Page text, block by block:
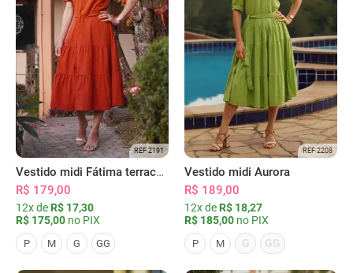
REF 2191
Vestido midi Fátima terracota
R$ 179,00
12x de R$ 17,30
R$ 175,00 no PIX
P M G GG
REF 2208
Vestido midi Aurora
R$ 189,00
12x de R$ 18,27
R$ 185,00 no PIX
P M G GG